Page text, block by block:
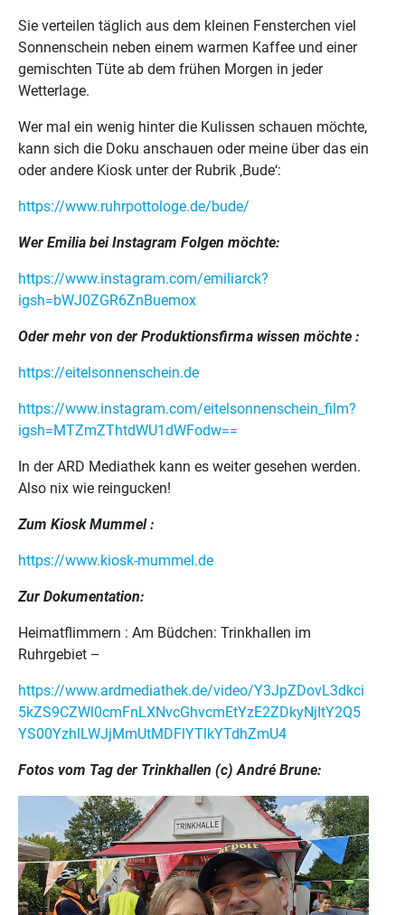
Sie verteilen täglich aus dem kleinen Fensterchen viel
Sonnenschein neben einem warmen Kaffee und einer
gemischten Tüte ab dem frühen Morgen in jeder
Wetterlage.
Wer mal ein wenig hinter die Kulissen schauen möchte,
kann sich die Doku anschauen oder meine über das ein
oder andere Kiosk unter der Rubrik ‚Bude‘:
https://www.ruhrpottologe.de/bude/
Wer Emilia bei Instagram Folgen möchte:
https://www.instagram.com/emiliarck?
igsh=bWJ0ZGR6ZnBuemox
Oder mehr von der Produktionsfirma wissen möchte :
https://eitelsonnenschein.de
https://www.instagram.com/eitelsonnenschein_film?
igsh=MTZmZThtdWU1dWFodw==
In der ARD Mediathek kann es weiter gesehen werden.
Also nix wie reingucken!
Zum Kiosk Mummel :
https://www.kiosk-mummel.de
Zur Dokumentation:
Heimatflimmern : Am Büdchen: Trinkhallen im
Ruhrgebiet –
https://www.ardmediathek.de/video/Y3JpZDovL3dkci
5kZS9CZWl0cmFnLXNvcGhvcmEtYzE2ZDkyNjItY2Q5
YS00YzhlLWJjMmUtMDFlYTlkYTdhZmU4
Fotos vom Tag der Trinkhallen (c) André Brune: